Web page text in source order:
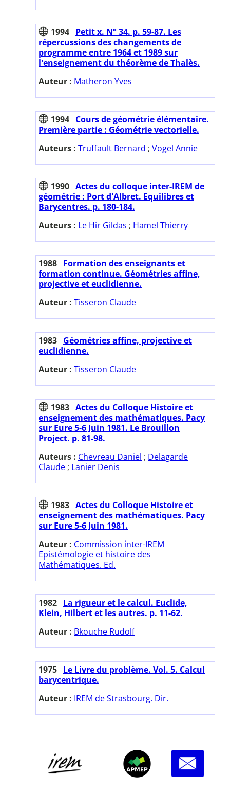
1994 Petit x. N° 34. p. 59-87. Les
répercussions des changements de
programme entre 1964 et 1989 sur
l'enseignement du théorème de Thalès.
Auteur : Matheron Yves
1994 Cours de géométrie élémentaire.
Première partie : Géométrie vectorielle.
Auteurs : Truffault Bernard ; Vogel Annie
1990 Actes du colloque inter-IREM de
géométrie : Port d'Albret. Equilibres et
Barycentres. p. 180-184.
Auteurs : Le Hir Gildas ; Hamel Thierry
1988 Formation des enseignants et
formation continue. Géométries affine,
projective et euclidienne.
Auteur : Tisseron Claude
1983 Géométries affine, projective et
euclidienne.
Auteur : Tisseron Claude
1983 Actes du Colloque Histoire et
enseignement des mathématiques. Pacy
sur Eure 5-6 Juin 1981. Le Brouillon
Project. p. 81-98.
Auteurs : Chevreau Daniel ; Delagarde
Claude ; Lanier Denis
1983 Actes du Colloque Histoire et
enseignement des mathématiques. Pacy
sur Eure 5-6 Juin 1981.
Auteur : Commission inter-IREM
Epistémologie et histoire des
Mathématiques. Ed.
1982 La rigueur et le calcul. Euclide,
Klein, Hilbert et les autres. p. 11-62.
Auteur : Bkouche Rudolf
1975 Le Livre du problème. Vol. 5. Calcul
barycentrique.
Auteur : IREM de Strasbourg. Dir.